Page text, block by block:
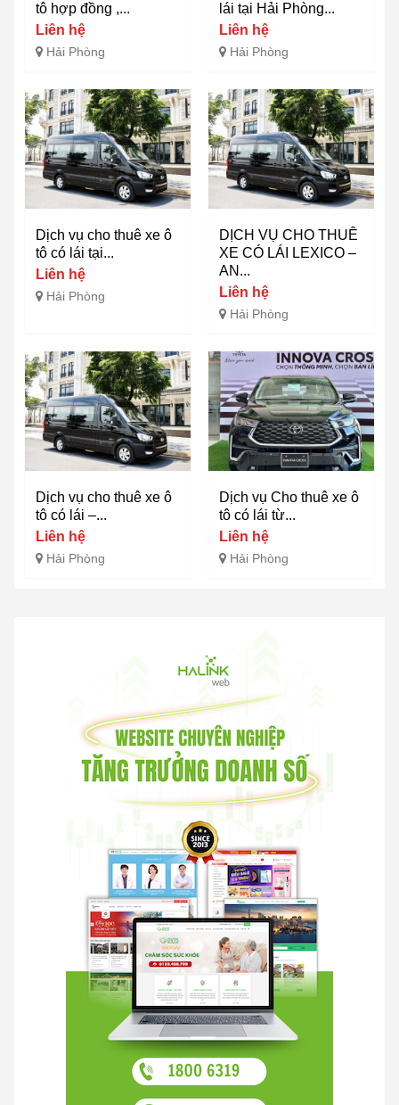
tô hợp đồng ,...
Liên hệ
Hải Phòng
lái tại Hải Phòng...
Liên hệ
Hải Phòng
Dịch vụ cho thuê xe ô
tô có lái tại...
Liên hệ
Hải Phòng
DỊCH VỤ CHO THUÊ
XE CÓ LÁI LEXICO –
AN...
Liên hệ
Hải Phòng
Dịch vụ cho thuê xe ô
tô có lái –...
Liên hệ
Hải Phòng
Dịch vụ Cho thuê xe ô
tô có lái từ...
Liên hệ
Hải Phòng